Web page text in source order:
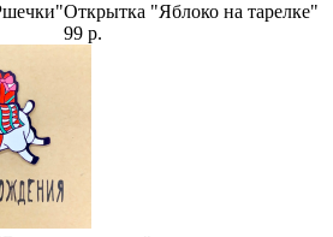
Открытка "Яблоко на тарелке"
99 р.